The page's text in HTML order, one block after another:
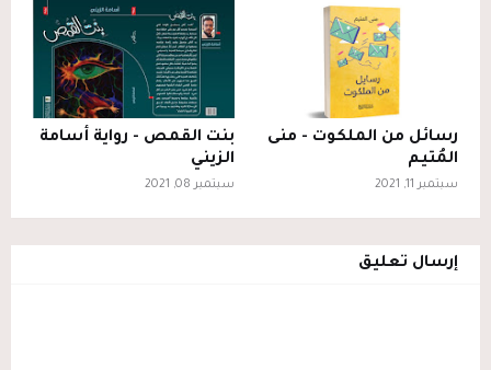
رسائل من الملكوت - منى
المُتيم
سبتمبر 11, 2021
بنت القمص - رواية أسامة
الزيني
سبتمبر 08, 2021
إرسال تعليق